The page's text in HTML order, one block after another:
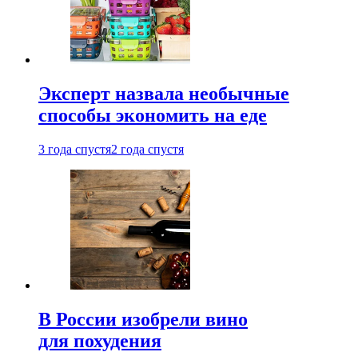
Эксперт назвала необычные
способы экономить на еде
3 года спустя2 года спустя
В России изобрели вино
для похудения